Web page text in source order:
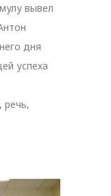
вывел
дня
успеха
речь,